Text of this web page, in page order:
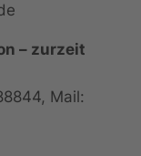
– zurzeit
Mail: